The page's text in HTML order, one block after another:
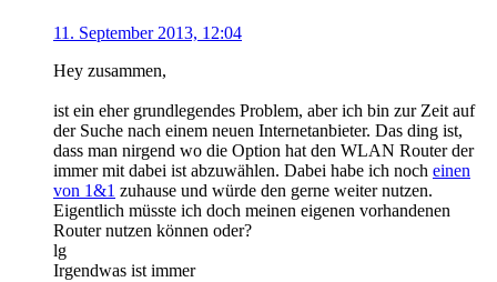
11. September 2013, 12:04
Hey zusammen,
ist ein eher grundlegendes Problem, aber ich bin zur Zeit auf
der Suche nach einem neuen Internetanbieter. Das ding ist,
dass man nirgend wo die Option hat den WLAN Router der
immer mit dabei ist abzuwählen. Dabei habe ich noch einen
von 1&1 zuhause und würde den gerne weiter nutzen.
Eigentlich müsste ich doch meinen eigenen vorhandenen
Router nutzen können oder?
lg
Irgendwas ist immer